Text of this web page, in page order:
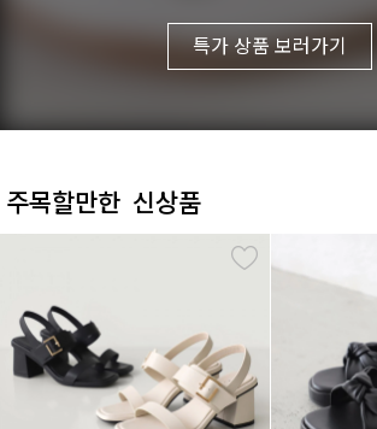
특가 상품 보러가기
주목할만한 신상품